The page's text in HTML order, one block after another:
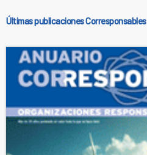
Últimas publicaciones Corresponsables